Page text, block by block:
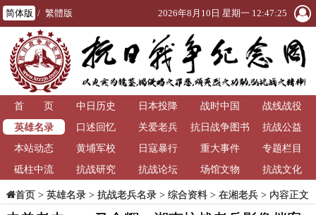
简体版 / 繁體版 2026年8月10日 星期一 12:47:26
首 页 中日历史 日本投降 战时中国
战线战役
英雄名录
口述回忆 关爱老兵
抗日战争图书
馆
抗战公益
本站动态
黄埔军校 日寇暴行 重大事件
专题栏目
砥柱中流
抗战研究 抗战论坛 场馆文物 抗战文化
首页> 英雄名录> 抗战老兵名录> 综合资料> 在湘老兵> 内容正文